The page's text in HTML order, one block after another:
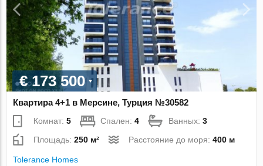
€ 173 500
Квартира 4+1 в Мерсине, Турция №30582
Комнат:5 Спален:4 Ванных:3
Площадь:250 м² Расстояние до моря:400 м
Tolerance Homes